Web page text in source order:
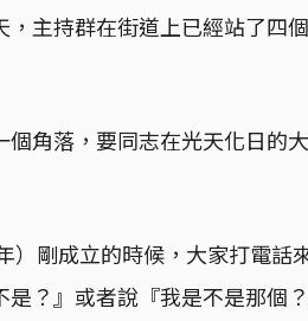
，主持群在街道上已經站了四
個角落，要同志在光天化日的
）剛成立的時候，大家打電
是？』或者說『我是不是那個